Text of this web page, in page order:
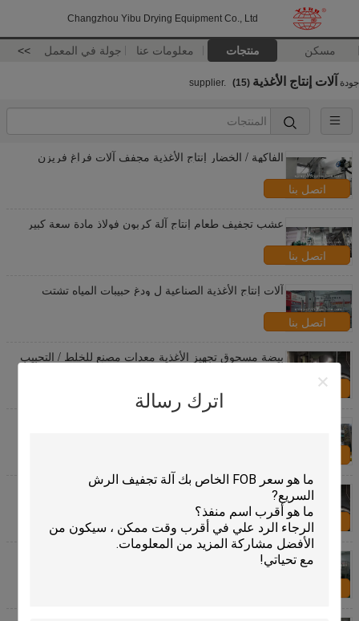
Changzhou Yibu Drying Equipment Co., Ltd
مسكن منتجات معلومات عنا جولة في المعمل >>
اترك رسالة
جودة آلات إنتاج الأغذية (15)
الفاكهة / الخضار إنتاج الأغذية مجفف آلات فراغ فريزن
اتصل بنا
عشب تجفيف طعام إنتاج آلة كربون فولاذ مادة سعة كبير
اتصل بنا
آلات إنتاج الأغذية الصناعية ل ودغ حبيبات المياه تشتت
اتصل بنا
بيضة مسحوق تجهيز الأغذية معدات مصنع للخلط / التحبيب
اتصل بنا
مسحوق الحليب الأغذية الصناعية آلات التصنيع بسيطة زر
التحكم
اتصل بنا
جوز الهند مسحوق الغذاء آلات الإنتاج، معدات تصنيع الأغذية